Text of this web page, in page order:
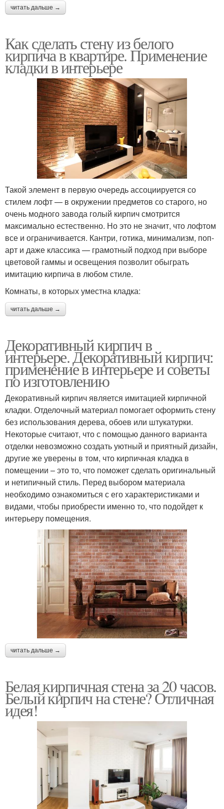
читать дальше →
Как сделать стену из белого
кирпича в квартире. Применение
кладки в интерьере
Такой элемент в первую очередь ассоциируется со
стилем лофт — в окружении предметов со старого, но
очень модного завода голый кирпич смотрится
максимально естественно. Но это не значит, что лофтом
все и ограничивается. Кантри, готика, минимализм, поп-
арт и даже классика — грамотный подход при выборе
цветовой гаммы и освещения позволит обыграть
имитацию кирпича в любом стиле.
Комнаты, в которых уместна кладка:
читать дальше →
Декоративный кирпич в
интерьере. Декоративный кирпич:
применение в интерьере и советы
по изготовлению
Декоративный кирпич является имитацией кирпичной
кладки. Отделочный материал помогает оформить стену
без использования дерева, обоев или штукатурки.
Некоторые считают, что с помощью данного варианта
отделки невозможно создать уютный и приятный дизайн,
другие же уверены в том, что кирпичная кладка в
помещении – это то, что поможет сделать оригинальный
и нетипичный стиль. Перед выбором материала
необходимо ознакомиться с его характеристиками и
видами, чтобы приобрести именно то, что подойдет к
интерьеру помещения.
читать дальше →
Белая кирпичная стена за 20 часов.
Белый кирпич на стене? Отличная
идея!